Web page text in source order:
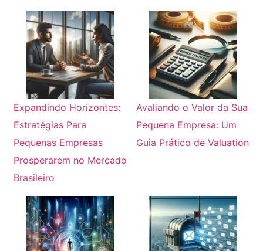
Expandindo Horizontes:
Estratégias Para
Pequenas Empresas
Prosperarem no Mercado
Brasileiro
Avaliando o Valor da Sua
Pequena Empresa: Um
Guia Prático de Valuation